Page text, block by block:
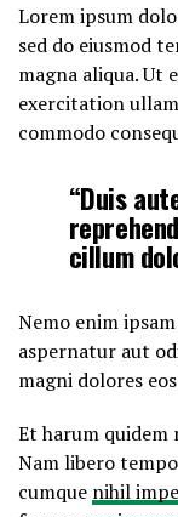
Lorem ipsum
sed do eiusmod
magna aliqua. Ut
exercitation
commodo
“Duis
cillum
Nemo enim
aspernatur aut
magni dolores
Et harum
Nam libero
cumque nihil